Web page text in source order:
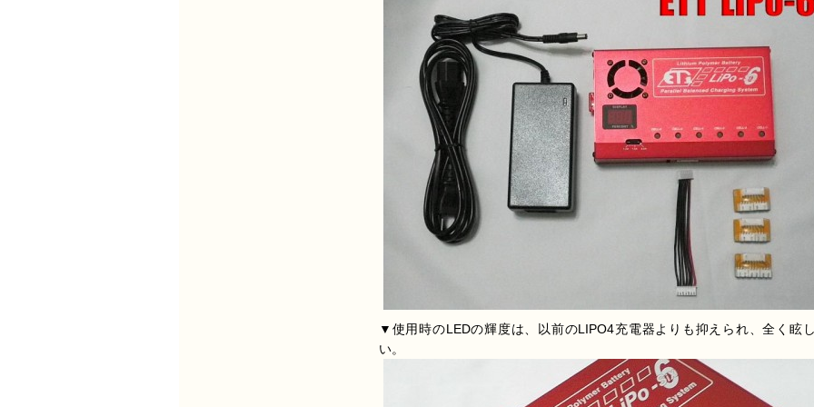
▼使用時のLEDの輝度は、以前のLIPO4充電器よりも抑えられ、全く眩
い。